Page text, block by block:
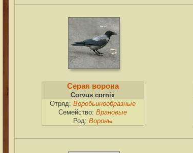
Серая ворона
Corvus cornix
Отряд: Воробьинообразные
Семейство: Врановые
Род: Вороны